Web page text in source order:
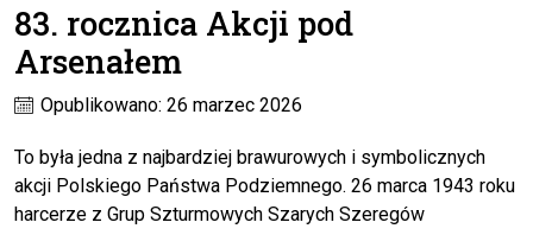
83. rocznica Akcji pod
Arsenałem
Opublikowano: 26 marzec 2026
To była jedna z najbardziej brawurowych i symbolicznych
akcji Polskiego Państwa Podziemnego. 26 marca 1943 roku
harcerze z Grup Szturmowych Szarych Szeregów